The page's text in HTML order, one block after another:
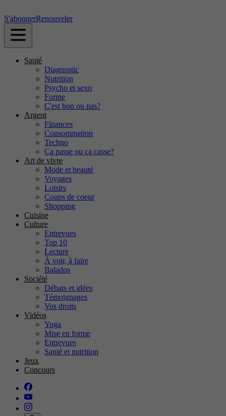
S'abonnerRenouveler
Santé
Diagnostic
Nutrition
Psycho et sexo
Forme
C'est bon ou pas?
Argent
Finances
Consommation
Techno
Ça passe ou ça casse?
Art de vivre
Mode et beauté
Voyages
Loisirs
Coups de coeur
Shopping
Cuisine
Culture
Entrevues
Top 10
Lecture
À voir, à faire
Balados
Société
Débats et idées
Témoignages
Vos droits
Vidéos
Yoga
Mise en forme
Entrevues
Santé et nutrition
Jeux
Concours